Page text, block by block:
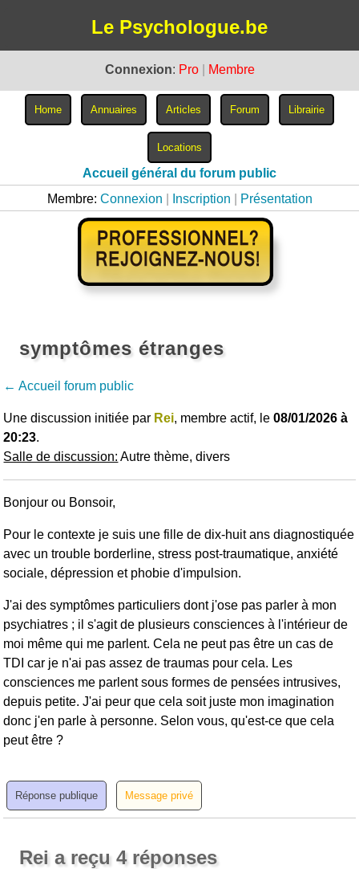
Le Psychologue.be
Connexion: Pro Membre
Accueil général du forum public
Membre: Connexion Inscription Présentation
symptômes étranges
← Accueil forum public
Une discussion initiée par Rei, membre actif, le08/01/2026 à
20:23.
Salle de discussion: Autre thème, divers
Bonjour ou Bonsoir,
Pour le contexte je suis une fille de dix-huit ans diagnostiquée
avec un trouble borderline, stress post-traumatique, anxiété
sociale, dépression et phobie d'impulsion.
J'ai des symptômes particuliers dont j'ose pas parler à mon
psychiatres ; il s'agit de plusieurs consciences à l'intérieur de
moi même qui me parlent. Cela ne peut pas être un cas de
TDI car je n'ai pas assez de traumas pour cela. Les
consciences me parlent sous formes de pensées intrusives,
depuis petite. J'ai peur que cela soit juste mon imagination
donc j'en parle à personne. Selon vous, qu'est-ce que cela
peut être ?
Rei a reçu 4 réponses